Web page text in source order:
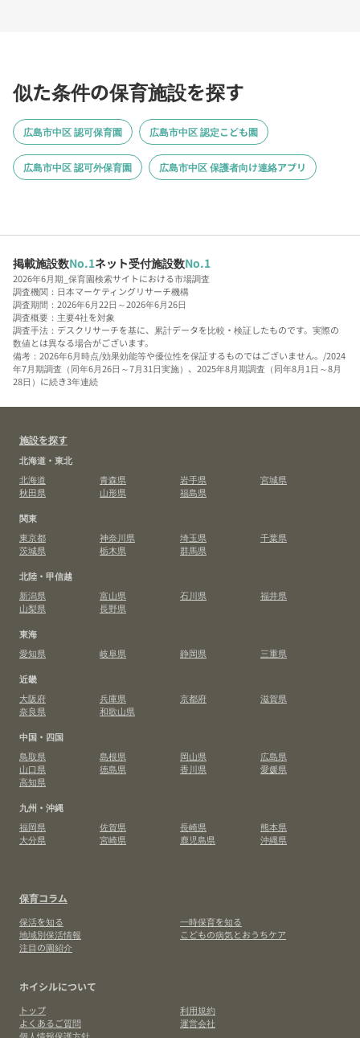
似た条件の保育施設を探す
広島市中区 認可保育園 広島市中区 認定こども園
広島市中区 認可外保育園 広島市中区 保護者向け連絡アプリ
掲載施設数No.1ネット受付施設数No.1
2026年6月期_保育園検索サイトにおける市場調査
調査機関：日本マーケティングリサーチ機構
調査期間：2026年6月22日～2026年6月26日
調査概要：主要4社を対象
調査手法：デスクリサーチを基に、累計データを比較・検証したものです。実際の
数値とは異なる場合がございます。
備考：2026年6月時点/効果効能等や優位性を保証するものではございません。/2024
年7月期調査（同年6月26日～7月31日実施）、2025年8月期調査（同年8月1日～8月
28日）に続き3年連続
施設を探す
北海道・東北
北海道
青森県 岩手県
宮城県
秋田県
山形県
福島県
関東
東京都
神奈川県 埼玉県
千葉県
茨城県
栃木県
群馬県
北陸・甲信越
新潟県
富山県 石川県
福井県
山梨県
長野県
東海
愛知県
岐阜県 静岡県
三重県
近畿
大阪府
兵庫県 京都府
滋賀県
奈良県
和歌山県
中国・四国
鳥取県
島根県 岡山県
広島県
山口県
徳島県 香川県
愛媛県
高知県
九州・沖縄
福岡県
佐賀県 長崎県
熊本県
大分県
宮崎県 鹿児島県 沖縄県
保育コラム
保活を知る
一時保育を知る
地域別保活情報
こどもの病気とおうちケア
注目の園紹介
ホイシルについて
トップ
利用規約
よくあるご質問
運営会社